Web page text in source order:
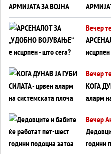
БЕЗ
Вечер
Вечер
КОГА
аларм
Вечер
години